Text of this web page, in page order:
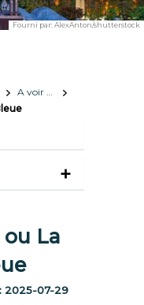
Fourni par:AlexAnton/shutterstock
A voir et à faire
La
2025-07-29